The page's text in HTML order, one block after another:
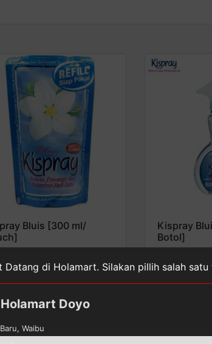
Bluis [300 ml/
Kispray
Botol]
Datang di Holamart. Silakan pillih salah
Holamart Doyo
Waibu